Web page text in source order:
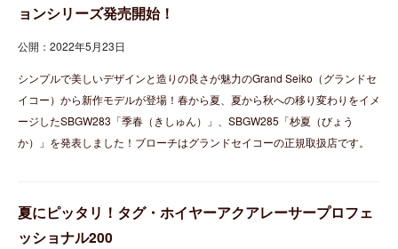
ョンシリーズ発売開始！
公開：2022年5月23日
シンプルで美しいデザインと造りの良さが魅力のGrand Seiko（グランドセ
イコー）から新作モデルが登場！春から夏、夏から秋への移り変わりをイメ
ージしたSBGW283「季春（きしゅん）」、SBGW285「杪夏（びょう
か）」を発表しました！ブローチはグランドセイコーの正規取扱店です。
夏にピッタリ！タグ・ホイヤーアクアレーサープロフェ
ッショナル200